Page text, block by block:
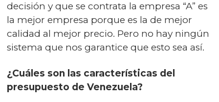
decisión y que se contrata la empresa “A” es
la mejor empresa porque es la de mejor
calidad al mejor precio. Pero no hay ningún
sistema que nos garantice que esto sea así.
¿Cuáles son las características del
presupuesto de Venezuela?